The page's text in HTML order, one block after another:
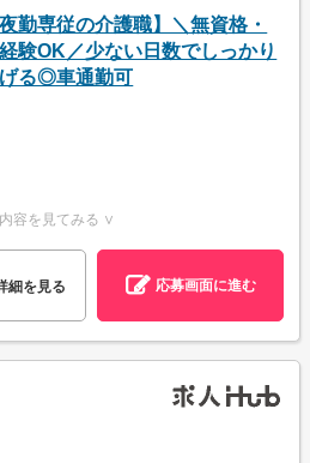
夜勤専従の介護職】＼無資格・
験OK／少ない日数でしっかり
る◎車通勤可
容を見てみる ∨
細を見る 応募画面に進む